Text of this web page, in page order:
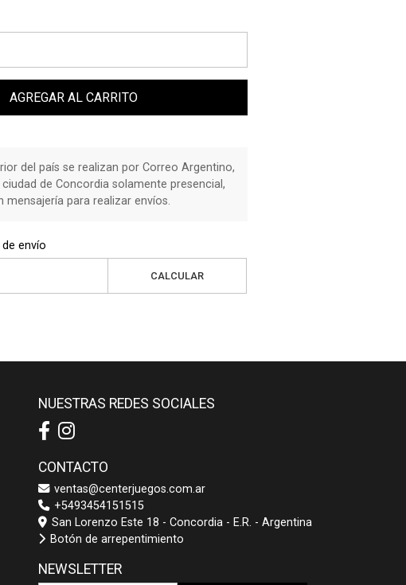
AGREGAR AL CARRITO
del país se realizan por Correo Argentino,
de Concordia solamente presencial,
para realizar envíos.
envío
CALCULAR
NUESTRAS REDES SOCIALES
CONTACTO
ventas@centerjuegos.com.ar
+5493454151515
San Lorenzo Este 18 - Concordia - E.R. - Argentina
Botón de arrepentimiento
NEWSLETTER